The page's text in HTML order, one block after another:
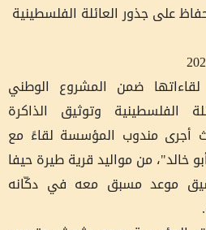
على جذور العائلة الفلسطينية
ضمن المشروع الوطني
الفلسطينية وتوثيق الذاكرة
أجرى مندوب المؤسسة لقاءً مع
خالد"، من مواليد قرية طيرة حيفا
تنسيق موعد مسبق معه في دكّانه